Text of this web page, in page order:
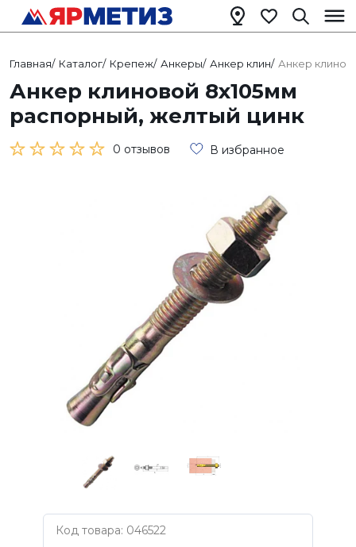
Главная/ Каталог/ Крепеж/ Анкеры/ Анкер клин/ Анкер
Анкер клиновой 8х105мм
распорный, желтый цинк
0 отзывов В избранное
Код товара: 046522